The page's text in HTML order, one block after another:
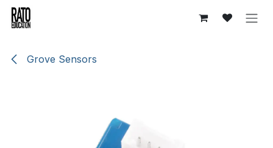
Overslaan naar inhoud
Grove Sensors